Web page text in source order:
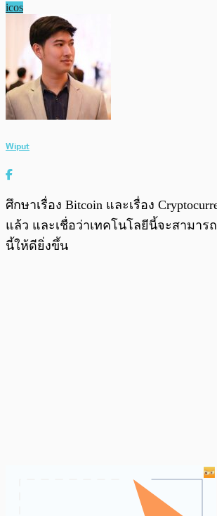
icos
Wiput
ศึกษาเรื่อง Bitcoin และเรื่อง
แล้ว และเชื่อว่าเทคโนโลยีนี้จะสามาร
นี้ให้ดียิ่งขึ้น